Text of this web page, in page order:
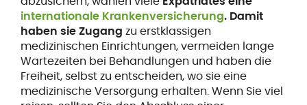
internationale Krankenversicherung. Damit
haben sie Zugang zu erstklassigen
medizinischen Einrichtungen, vermeiden lange
Wartezeiten bei Behandlungen und haben die
Freiheit, selbst zu entscheiden, wo sie eine
medizinische Versorgung erhalten. Wenn Sie viel